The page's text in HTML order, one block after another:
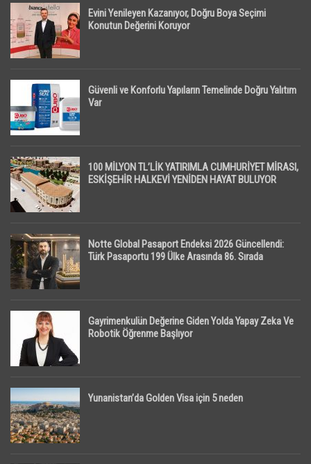
Evini Yenileyen Kazanıyor, Doğru Boya Seçimi
Konutun Değerini Koruyor
Güvenli ve Konforlu Yapıların Temelinde Doğru Yalıtım
Var
100 MİLYON TL’LİK YATIRIMLA CUMHURİYET MİRASI,
ESKİŞEHİR HALKEVİ YENİDEN HAYAT BULUYOR
Notte Global Pasaport Endeksi 2026 Güncellendi:
Türk Pasaportu 199 Ülke Arasında 86. Sırada
Gayrimenkulün Değerine Giden Yolda Yapay Zeka Ve
Robotik Öğrenme Başlıyor
Yunanistan’da Golden Visa için 5 neden